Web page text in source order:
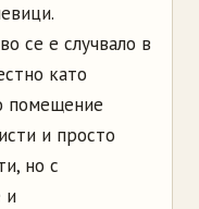
се е случвало в
като
помещение
и просто
но с
и